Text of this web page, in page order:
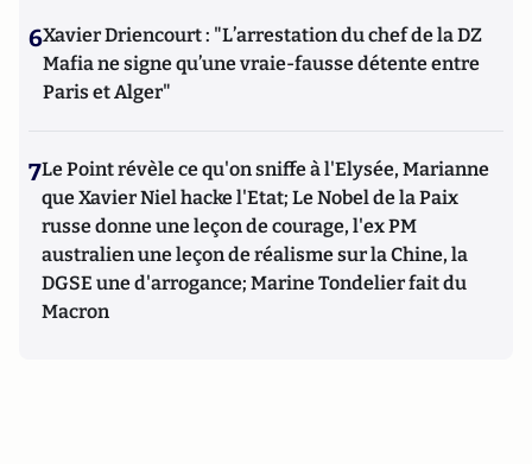
6Xavier Driencourt : "L’arrestation du chef de la DZ
Mafia ne signe qu’une vraie-fausse détente entre
Paris et Alger"
7Le Point révèle ce qu'on sniffe à l'Elysée, Marianne
que Xavier Niel hacke l'Etat; Le Nobel de la Paix
russe donne une leçon de courage, l'ex PM
australien une leçon de réalisme sur la Chine, la
DGSE une d'arrogance; Marine Tondelier fait du
Macron